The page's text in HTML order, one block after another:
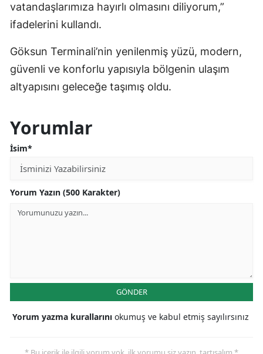
vatandaşlarımıza hayırlı olmasını diliyorum,”
ifadelerini kullandı.
Göksun Terminali’nin yenilenmiş yüzü, modern,
güvenli ve konforlu yapısıyla bölgenin ulaşım
altyapısını geleceğe taşımış oldu.
Yorumlar
İsim*
Yorum Yazın (500 Karakter)
GÖNDER
Yorum yazma kurallarını okumuş ve kabul etmiş sayılırsınız